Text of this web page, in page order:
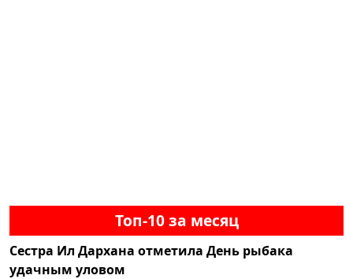
Топ-10 за месяц
Сестра Ил Дархана отметила День рыбака
удачным уловом